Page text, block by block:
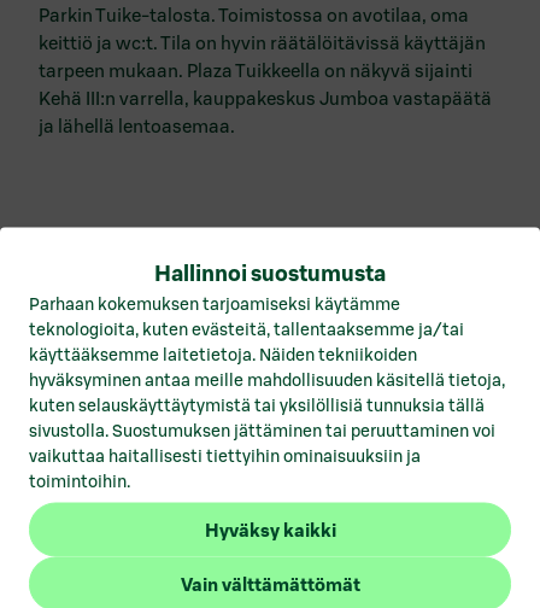
Hallinnoi suostumusta
Parhaan kokemuksen tarjoamiseksi käytämme
teknologioita, kuten evästeitä, tallentaaksemme ja/tai
käyttääksemme laitetietoja. Näiden tekniikoiden
hyväksyminen antaa meille mahdollisuuden käsitellä tietoja,
kuten selauskäyttäytymistä tai yksilöllisiä tunnuksia tällä
sivustolla. Suostumuksen jättäminen tai peruuttaminen voi
vaikuttaa haitallisesti tiettyihin ominaisuuksiin ja
toimintoihin.
Hyväksy kaikki
Vain välttämättömät
Parkin Tuike-talosta. Toimistossa on avotilaa, oma
keittiö ja wc:t. Tila on hyvin räätälöitävissä käyttäjän
tarpeen mukaan. Plaza Tuikkeella on näkyvä sijainti
Kehä III:n varrella, kauppakeskus Jumboa vastapäätä
ja lähellä lentoasemaa.
Lue lisää Plaza Tuikkeesta
1/5
Vuokrattavat toimitilat Espoo
Vuokrattavat toimitilat Hämeenlinna
Vuokrattavat toimitilat Helsinki
Vuokrattavat toimitilat Kotka
Vuokrattavat toimitilat Kuopio
Vuokrattavat toimitilat Lahti
Vuokrattavat toimitilat Lohja
Vuokrattavat toimitilat Mikkeli
Vuokrattavat toimitilat Pori
Vuokrattavat toimitilat Porvoo